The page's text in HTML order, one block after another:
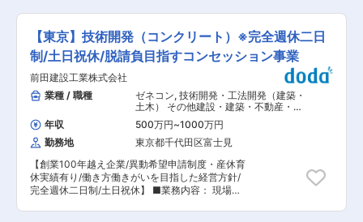
族と仕事を両立できる考え方や仕組みが揃ってい
ます。 ・働き方改革にも力を入れてきた当社は、
モバイルPC及びiPhoneの配布や働きやすい人事
制度の導入などを行いました。産休育休後のママ
さんワーカーも多く働いており、就業環境は充
実。従業員を大事にする考え方は社内からの支持
も大きく、風通しの良い社風です。 ・当社は事業
としてもコンセッション事業に取り組むなど先進
的な取り組みをしているように、社員のチャレン
ジを後押しする組織風土があります。その制度と
して、研修制度で年次に応じた各種研修や管理
職、キャリア開発研修などを行なっています。事
業部の垣根も上下関係もなくお互いの意見を言い
す。
果を参考に図面を作成（建物など）します。図面
と共に、建物の価値や移転にかかる費用などを積
算し、報告書にまとめます。 ※東京、神奈川、埼
玉、群馬、長野といった西関東からの受注案件が
ございます。 ■業務の特徴： 最新の機器（ドロ
ーン、3Dスキャナ測定器など）を使用する業務
になりますので、ゆくゆくはコンサルタントとし
て、ICTの知識が求められる可能性がございま
す。そのため、好奇心と向上心を持ち合わせ、且
つ最新の知識を習得していきたいという気概のあ
る方を求めております。 ■当社の魅力： ・社員
の成長を促すための資格取得支援だけでなく、早
期に案件を任せるなど、未経験者・経験者に関係
なく、成長できるフィールドを用意しておりま
す。また、頑張る社員に対し、会社の利益をしっ
かりと還元しております。2018年度の業績は好調
【東京】技術開発（コンクリート）※完全週休二日
制/土日祝休/脱請負目指すコンセッション事業
前田建設工業株式会社
業種 / 職種
ゼネコン, 技術開発・工法開発（建築・
土木） その他建設・建築・不動産・プ
ラント・工場関連職
年収 500万円~1000万円
勤務地
東京都千代田区富士見
【創業100年越え企業/異動希望申請制度・産休育
休実績有り/働き方働きがいを目指した経営方針/
完全週休二日制/土日祝休】 ■業務内容： 現場技